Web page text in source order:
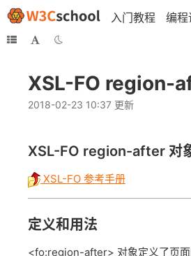
入门教程 编程
XSL-FO region-
2018-02-23 10:37 更新
XSL-FO region-after 对
XSL-FO 参考手册
定义和用法
<fo:region-after> 对象定义了页面